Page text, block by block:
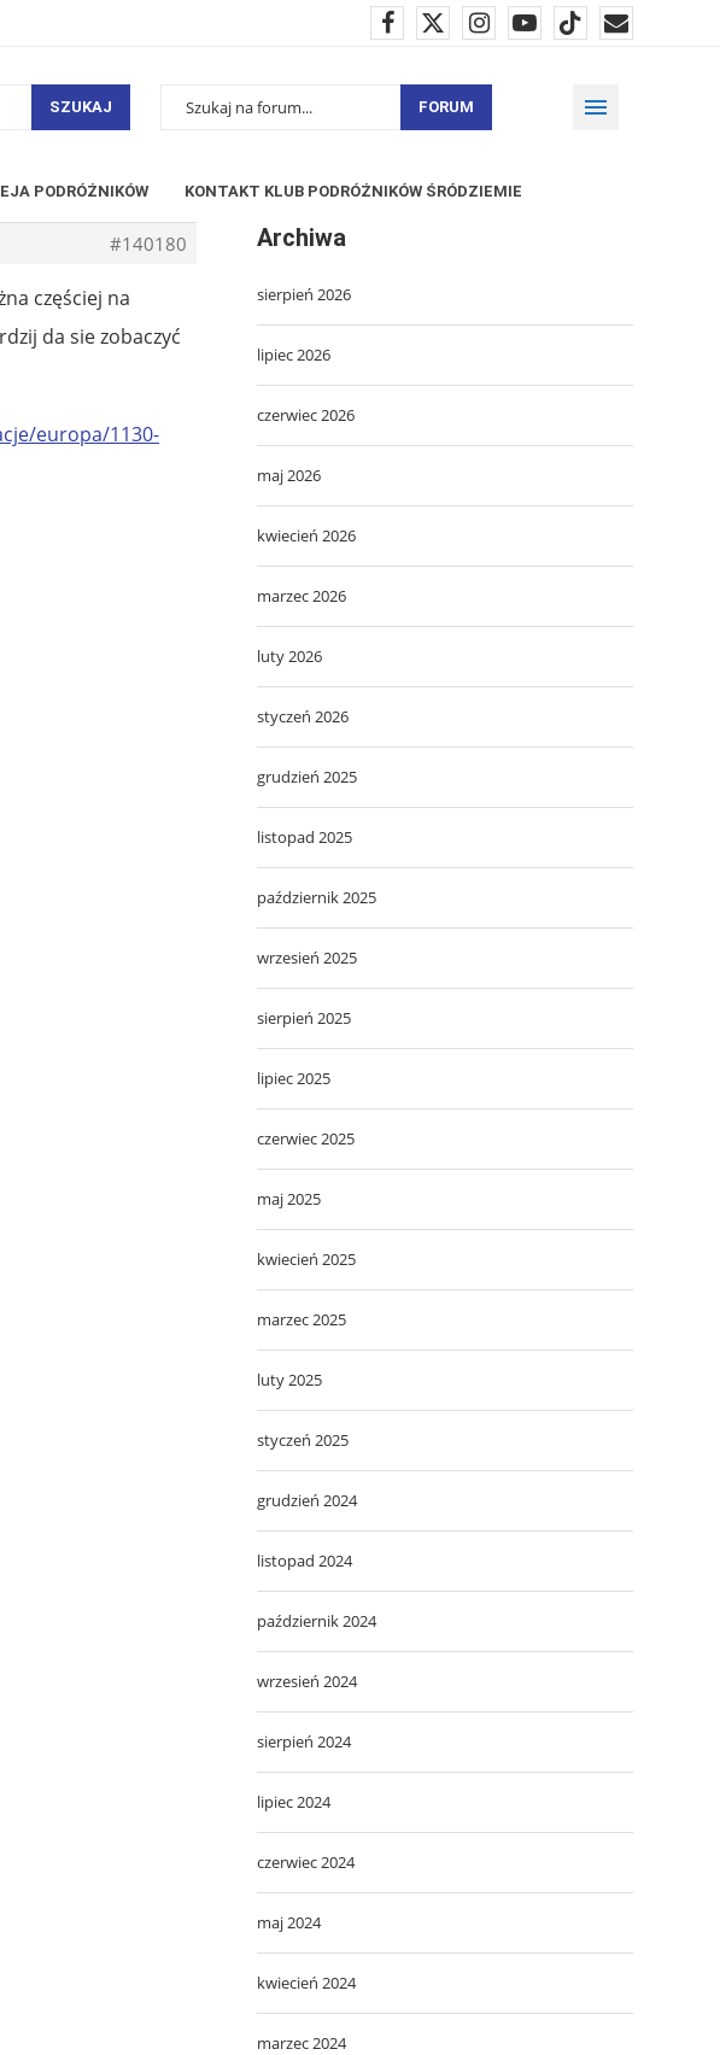
SZUKAJ FORUM
PODRÓŻNIKÓW KONTAKT KLUB PODRÓŻNIKÓW ŚRÓDZIEMIE
#140180
częściej na
da sie zobaczyć
europa/1130-
Archiwa
sierpień 2026
lipiec 2026
czerwiec 2026
maj 2026
kwiecień 2026
marzec 2026
luty 2026
styczeń 2026
grudzień 2025
listopad 2025
październik 2025
wrzesień 2025
sierpień 2025
lipiec 2025
czerwiec 2025
maj 2025
kwiecień 2025
marzec 2025
luty 2025
styczeń 2025
grudzień 2024
listopad 2024
październik 2024
wrzesień 2024
sierpień 2024
lipiec 2024
czerwiec 2024
maj 2024
kwiecień 2024
marzec 2024